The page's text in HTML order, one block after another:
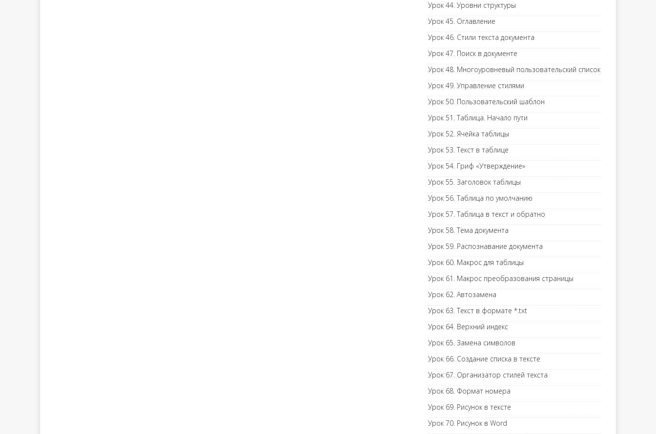
Урок 44. Уровни структуры
Урок 45. Оглавление
Урок 46. Стили текста документа
Урок 47. Поиск в документе
Урок 48. Многоуровневый пользовательский список
Урок 49. Управление стилями
Урок 50. Пользовательский шаблон
Урок 51. Таблица. Начало пути
Урок 52. Ячейка таблицы
Урок 53. Текст в таблице
Урок 54. Гриф «Утверждение»
Урок 55. Заголовок таблицы
Урок 56. Таблица по умолчанию
Урок 57. Таблица в текст и обратно
Урок 58. Тема документа
Урок 59. Распознавание документа
Урок 60. Макрос для таблицы
Урок 61. Макрос преобразования страницы
Урок 62. Автозамена
Урок 63. Текст в формате *.txt
Урок 64. Верхний индекс
Урок 65. Замена символов
Урок 66. Создание списка в тексте
Урок 67. Организатор стилей текста
Урок 68. Формат номера
Урок 69. Рисунок в тексте
Урок 70. Рисунок в Word